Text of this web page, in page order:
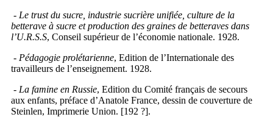
- Le trust du sucre, industrie sucrière unifiée, culture de la
betterave à sucre et production des graines de betteraves dans
l’U.R.S.S, Conseil supérieur de l’économie nationale. 1928.
- Pédagogie prolétarienne, Edition de l’Internationale des
travailleurs de l’enseignement. 1928.
- La famine en Russie, Edition du Comité français de secours
aux enfants, préface d’Anatole France, dessin de couverture de
Steinlen, Imprimerie Union. [192 ?].